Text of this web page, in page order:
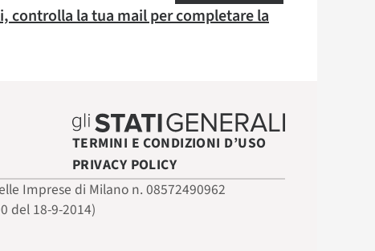
controlla la tua mail per completare la
TERMINI E CONDIZIONI D’USO
PRIVACY POLICY
Imprese di Milano n. 08572490962
del 18-9-2014)